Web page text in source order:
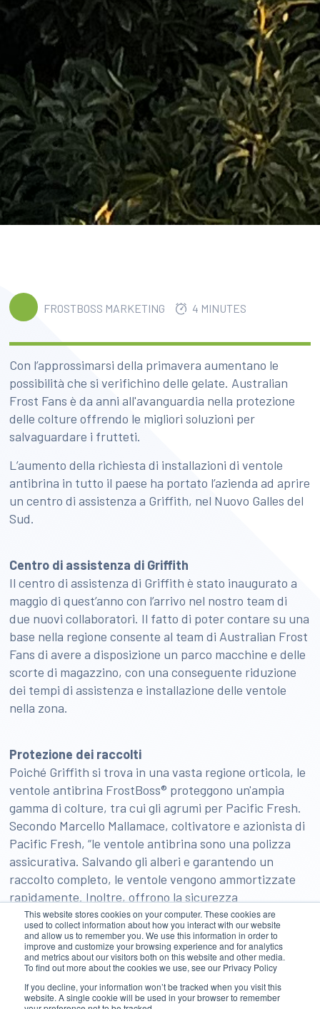
This website stores cookies on your computer. These cookies are
used to collect information about how you interact with our website
and allow us to remember you. We use this information in order to
improve and customize your browsing experience and for analytics
and metrics about our visitors both on this website and other media.
To find out more about the cookies we use, see our Privacy Policy
If you decline, your information won’t be tracked when you visit this
website. A single cookie will be used in your browser to remember
FROSTBOSS MARKETING 4 MINUTES
Con l’approssimarsi della primavera aumentano le
possibilità che si verifichino delle gelate. Australian
Frost Fans è da anni all'avanguardia nella protezione
delle colture offrendo le migliori soluzioni per
salvaguardare i frutteti.
L’aumento della richiesta di installazioni di ventole
antibrina in tutto il paese ha portato l’azienda ad aprire
un centro di assistenza a Griffith, nel Nuovo Galles del
Sud.
Centro di assistenza di Griffith
Il centro di assistenza di Griffith è stato inaugurato a
maggio di quest’anno con l’arrivo nel nostro team di
due nuovi collaboratori. Il fatto di poter contare su una
base nella regione consente al team di Australian Frost
Fans di avere a disposizione un parco macchine e delle
scorte di magazzino, con una conseguente riduzione
dei tempi di assistenza e installazione delle ventole
nella zona.
Protezione dei raccolti
Poiché Griffith si trova in una vasta regione orticola, le
ventole antibrina FrostBoss® proteggono un'ampia
gamma di colture, tra cui gli agrumi per Pacific Fresh.
Secondo Marcello Mallamace, coltivatore e azionista di
Pacific Fresh, “le ventole antibrina sono una polizza
assicurativa. Salvando gli alberi e garantendo un
raccolto completo, le ventole vengono ammortizzate
rapidamente. Inoltre, offrono la sicurezza
dell’approvvigionamento e una qualità costante della
frutta per il capannone di confezionamento e per i
nostri clienti”.
Deposito del Riverland